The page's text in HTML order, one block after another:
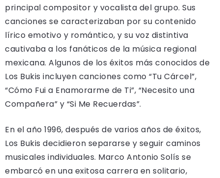
principal compositor y vocalista del grupo. Sus
canciones se caracterizaban por su contenido
lírico emotivo y romántico, y su voz distintiva
cautivaba a los fanáticos de la música regional
mexicana. Algunos de los éxitos más conocidos de
Los Bukis incluyen canciones como “Tu Cárcel”,
“Cómo Fui a Enamorarme de Ti”, “Necesito una
Compañera” y “Si Me Recuerdas”.
En el año 1996, después de varios años de éxitos,
Los Bukis decidieron separarse y seguir caminos
musicales individuales. Marco Antonio Solís se
embarcó en una exitosa carrera en solitario,